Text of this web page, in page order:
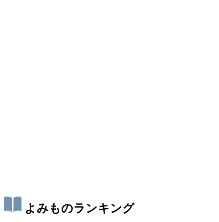
よみものランキング